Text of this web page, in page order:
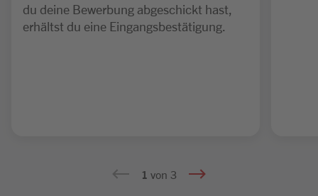
du deine Bewerbung abgeschickt hast,
erhältst du eine Eingangsbestätigung.
1 von 3